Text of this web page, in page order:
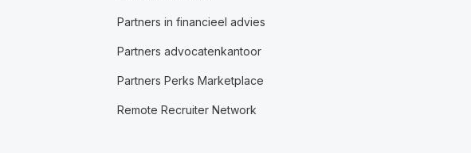
Partners in financieel advies
Partners advocatenkantoor
Partners Perks Marketplace
Remote Recruiter Network